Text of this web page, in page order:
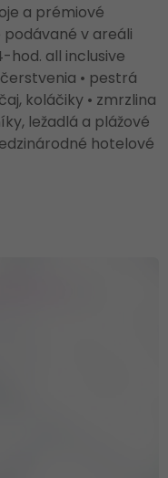
a prémiové
v areáli
hod. all inclusive
• pestrá
koláčiky • zmrzlina
ležadlá a plážové
hotelové